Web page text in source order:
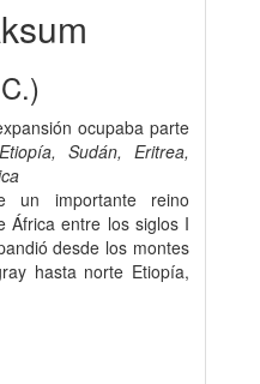
ocupaba parte
Etiopía, Sudán, Eritrea,
un importante reino
África entre los siglos I
desde los montes
hasta norte Etiopía,